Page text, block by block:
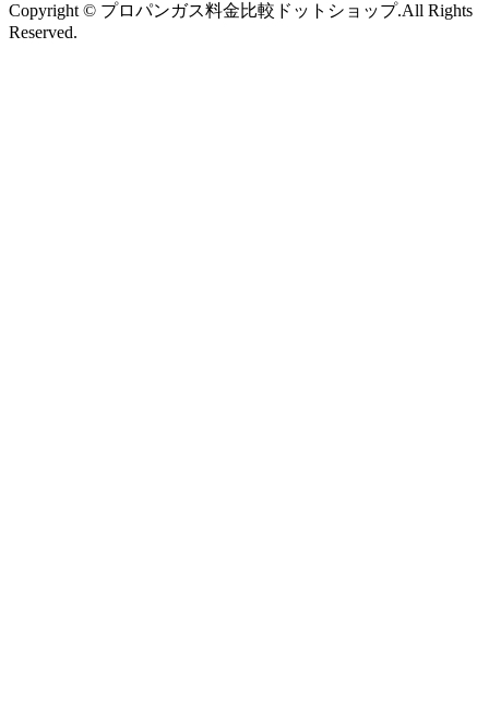
Copyright © プロパンガス料金比較ドットショップ.All Rights
Reserved.